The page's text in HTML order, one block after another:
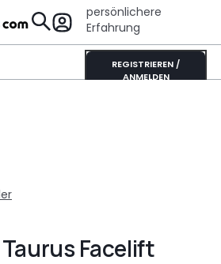
persönlichere
Erfahrung
REGISTRIEREN /
ANMELDEN
Facelift